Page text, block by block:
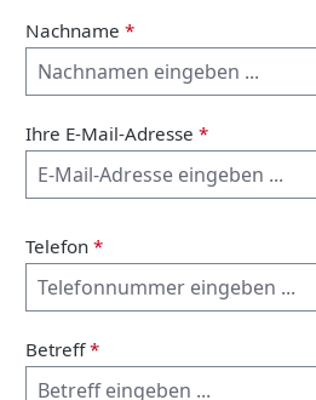
Nachname *
Ihre E-Mail-Adresse *
Telefon *
Betreff*